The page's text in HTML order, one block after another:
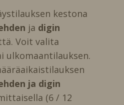
kestona
ja digin
Voit valita
ulkomaantilauksen.
ja digin
(6 / 12